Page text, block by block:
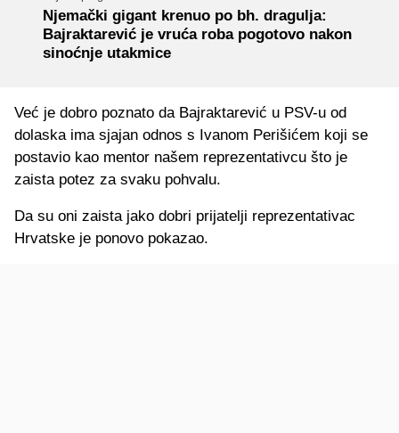
Njemački gigant krenuo po bh. dragulja:
Bajraktarević je vruća roba pogotovo nakon
sinoćnje utakmice
Već je dobro poznato da Bajraktarević u PSV-u od
dolaska ima sjajan odnos s Ivanom Perišićem koji se
postavio kao mentor našem reprezentativcu što je
zaista potez za svaku pohvalu.
Da su oni zaista jako dobri prijatelji reprezentativac
Hrvatske je ponovo pokazao.